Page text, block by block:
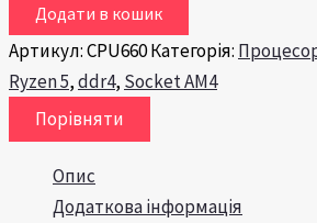
Додати в кошик
Артикул:CPU660Категорія:
Ryzen 5,ddr4, Socket AM4
Порівняти
Опис
Додаткова інформація